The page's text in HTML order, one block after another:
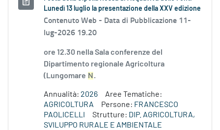
Lunedì 13 luglio la presentazione della XXV edizione
Contenuto Web - Data di Pubblicazione 11-
lug-2026 19.20
ore 12.30 nella Sala conferenze del
Dipartimento regionale Agricoltura
(Lungomare N .
Annualità: 2026
Aree Tematiche:
AGRICOLTURA
Persone: FRANCESCO
PAOLICELLI
Strutture: DIP. AGRICOLTURA,
SVILUPPO RURALE E AMBIENTALE